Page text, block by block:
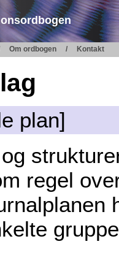
Om ordbogen Kontakt
plan]
regel